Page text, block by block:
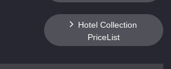
Hotel Collection
PriceList